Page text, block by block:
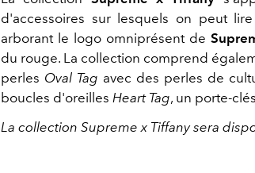
d'accessoires sur lesquels on peut lire
arborant le logo omniprésent de
du rouge. La collection comprend
perles Oval Tag avec des perles de
boucles d'oreilles Heart Tag, un porte-clés
La collection Supreme x Tiffany sera